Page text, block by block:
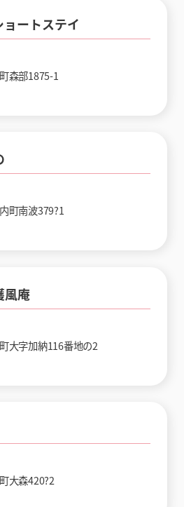
ートステイ
森部1875-1
町南波379?1
風庵
大字加納116番地の2
大森420?2